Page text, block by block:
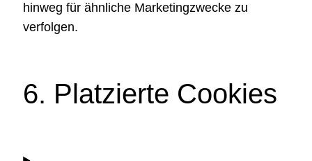
hinweg für ähnliche Marketingzwecke zu
verfolgen.
6. Platzierte Cookies